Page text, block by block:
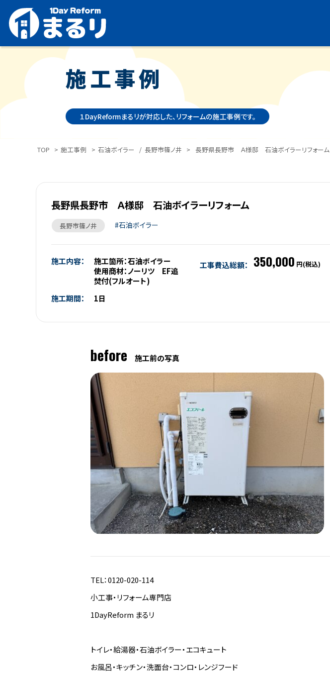
施工事例
１DayReformまるリが対応した、リフォームの施工事例です。
TOP > 施工事例 > 石油ボイラー / 長野市篠ノ井 > 長野県長野市 Ａ様邸 石油ボイラーリフォーム
長野県長野市 Ａ様邸 石油ボイラーリフォーム
長野市篠ノ井 石油ボイラー
施工内容：
施工箇所：石油ボイラー
使用商材：ノーリツ EF追
焚付(フルオート)
施工期間：
1日
工事費込総額： 350,000 円(税込)
before 施工前の写真
TEL：0120-020-114
小工事・リフォーム専門店
1DayReform まるリ
トイレ・給湯器・石油ボイラー・エコキュート
お風呂・キッチン・洗面台・コンロ・レンジフード